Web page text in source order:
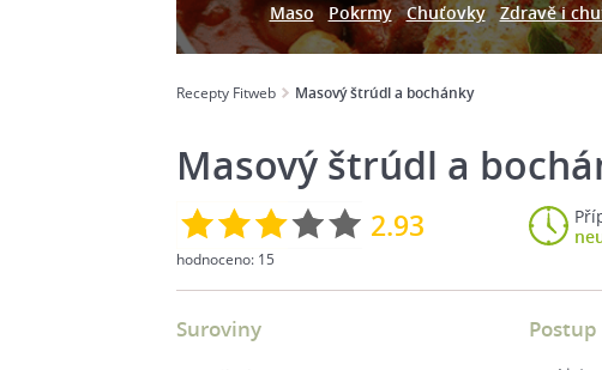
Maso Pokrmy Chuťovky Zdravě i
Recepty Fitweb Masový štrúdl a bochánky
Masový štrúdl a
2.93
hodnoceno: 15
Suroviny